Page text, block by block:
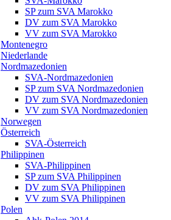
SP zum SVA Marokko
DV zum SVA Marokko
VV zum SVA Marokko
Montenegro
Niederlande
Nordmazedonien
SVA-Nordmazedonien
SP zum SVA Nordmazedonien
DV zum SVA Nordmazedonien
VV zum SVA Nordmazedonien
Norwegen
Österreich
SVA-Österreich
Philippinen
SVA-Philippinen
SP zum SVA Philippinen
DV zum SVA Philippinen
VV zum SVA Philippinen
Polen